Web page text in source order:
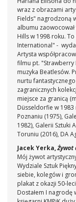
wraz z obrazami
Fields" nagrodzoną
albumu
Hills w 1998 roku.
International" -
Artysta
filmu pt. "Strawberry
muzyka Beatlesów.
nurtu
zagranicznych
miejsce za granicą
Düsseldorfie w
Poznaniu (1975),
1982), Galerii Sztuki
Toruniu (2016), DA
Jacek Yerka,Żywot
Mój żywot
Wydziale Sztuk
siebie, kolegów i
plakat z okazji 50-
Dostałem I nagrodę